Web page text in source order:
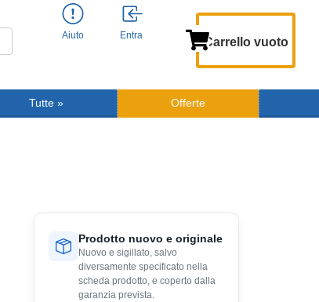
Aiuto Entra Carrello vuoto
Tutte » Offerte
Prodotto nuovo e originale
Nuovo e sigillato, salvo
diversamente specificato nella
scheda prodotto, e coperto dalla
garanzia prevista.